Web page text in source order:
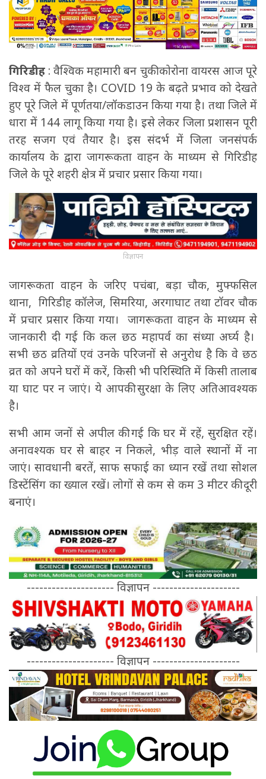
गिरिडीह : वैश्विक महामारी बन चुकी कोरोना वायरस आज पूरे
विश्व में फैल चुका है। COVID 19 के बढ़ते प्रभाव को देखते
हुए पूरे जिले में पूर्णतया/लॉकडाउन किया गया है। तथा जिले में
धारा में 144 लागू किया गया है। इसे लेकर जिला प्रशासन पूरी
तरह सजग एवं तैयार है। इस संदर्भ में जिला जनसंपर्क
कार्यालय के द्वारा जागरूकता वाहन के माध्यम से गिरिडीह
जिले के पूरे शहरी क्षेत्र में प्रचार प्रसार किया गया।
विज्ञापन
जागरूकता वाहन के जरिए पचंबा, बड़ा चौक, मुफ्फसिल
थाना, गिरिडीह कॉलेज, सिमरिया, अरगाघाट तथा टॉवर चौक
में प्रचार प्रसार किया गया। जागरूकता वाहन के माध्यम से
जानकारी दी गई कि कल छठ महापर्व का संध्या अर्घ्य है।
सभी छठ व्रतियों एवं उनके परिजनों से अनुरोध है कि वे छठ
व्रत को अपने घरों में करें, किसी भी परिस्थिति में किसी तालाब
या घाट पर न जाएं। ये आपकी सुरक्षा के लिए अतिआवश्यक
है।
सभी आम जनों से अपील की गई कि घर में रहें, सुरक्षित रहें।
अनावश्यक घर से बाहर न निकले, भीड़ वाले स्थानों में ना
जाएं। सावधानी बरतें, साफ सफाई का ध्यान रखें तथा सोशल
डिस्टेंसिंग का ख्याल रखें। लोगों से कम से कम 3 मीटर की दूरी
बनाएं।
--------------------- विज्ञापन ---------------------
--------------------- विज्ञापन ---------------------